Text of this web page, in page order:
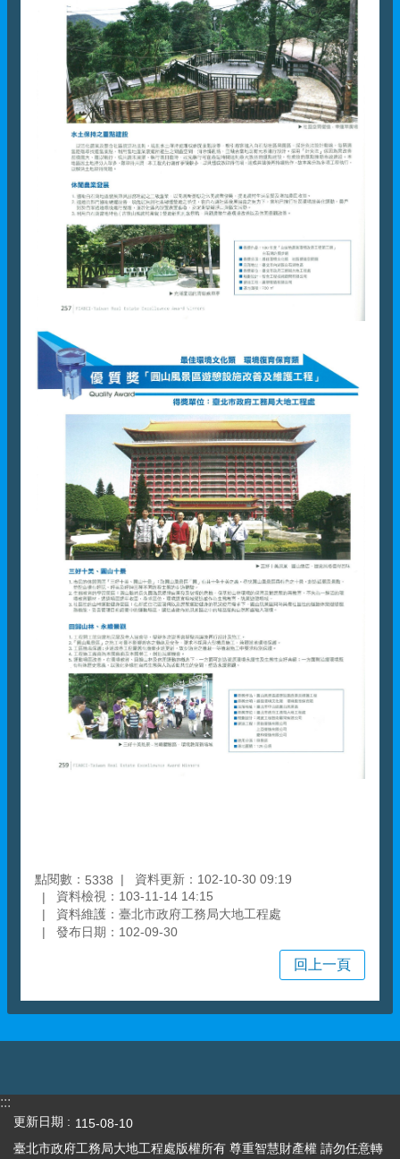
點閱數： 5338
資料更新：102-10-30 09:19
資料檢視：103-11-14 14:15
資料維護：臺北市政府工務局大地工程處
發布日期：102-09-30
回上一頁
:::
更新日期
115-08-10
臺北市政府工務局大地工程處版權所有 尊重智慧財產權 請勿任意轉